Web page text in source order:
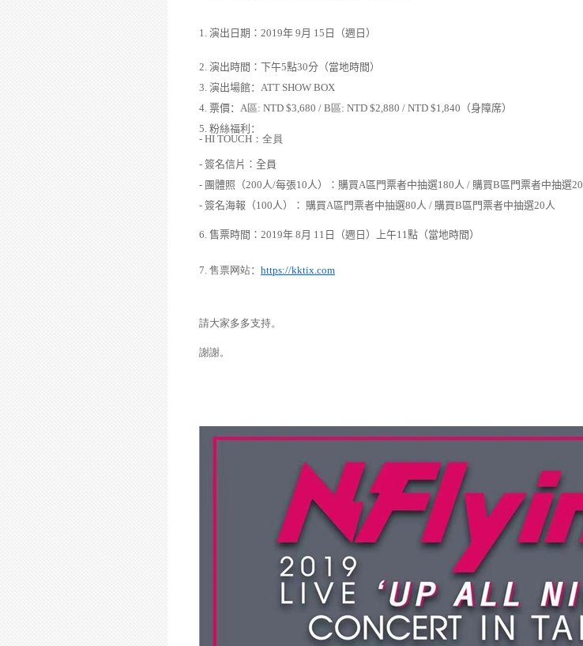
1. 演出日期 ： 2019年 9 月 15 日 （週日 ）
2. 演出時間 ： 下午5點30分 （當地時間）
3. 演出場館： ATT SHOW BOX
4. 票價： A區: NTD $3,680 / B區: NTD $2,880 / NTD $1,840 （身障席）
5. 粉絲福利：
- HI TOUCH ： 全員
- 簽名信片：全員
- 團體照 （200 人/每張10 人 ）： 購買A區門票者中抽選180 人 / 購買B區門票者中抽選20
- 簽名海報（100 人）： 購買A區門票者中抽選80 人 / 購買B區門票者中抽選20 人
6. 售票時間 ： 2019年 8 月 11 日（週日）上午11 點（當地時間）
7. 售票网站： https://kktix.com
請大家多多支持。
謝謝。